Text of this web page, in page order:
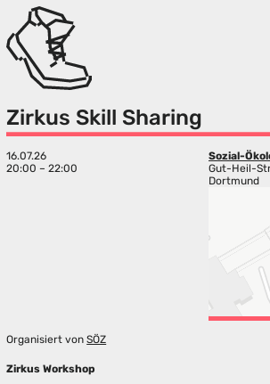
Zirkus Skill Sharing
16.07.26
20:00 – 22:00
Sozial-
Gut-Heil-
Dortmund
Organisiert vonSÖZ
Zirkus Workshop